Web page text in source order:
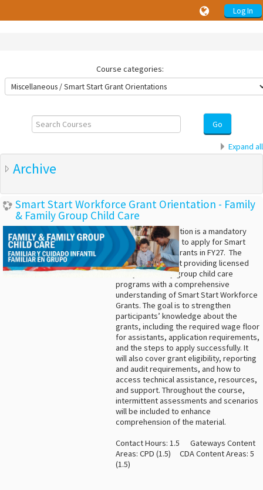
Log In
Course categories:
Courses
Go
Expand all
Archive
Smart Start Workforce Grant Orientation - Family
& Family Group Child Care
This online orientation is a mandatory
training to be able to apply for Smart
Start Workforce Grants in FY27. The
training is aimed at providing licensed
family and family group child care
programs with a comprehensive
understanding of Smart Start Workforce
Grants. The goal is to strengthen
participants’ knowledge about the
grants, including the required wage floor
for assistants, application requirements,
and the steps to apply successfully. It
will also cover grant eligibility, reporting
and audit requirements, and how to
access technical assistance, resources,
and support. Throughout the course,
intermittent assessments and scenarios
will be included to enhance
comprehension of the material.
Contact Hours: 1.5 Gateways Content
Areas: CPD (1.5) CDA Content Areas: 5
(1.5)